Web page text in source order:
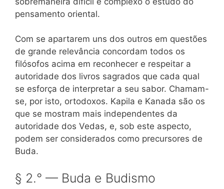
pensamento oriental.
Com se apartarem uns dos outros em questões
de grande relevância concordam todos os
filósofos acima em reconhecer e respeitar a
autoridade dos livros sagrados que cada qual
se esforça de interpretar a seu sabor. Chamam-
se, por isto, ortodoxos. Kapila e Kanada são os
que se mostram mais independentes da
autoridade dos Vedas, e, sob este aspecto,
podem ser considerados como precursores de
Buda.
§ 2.° — Buda e Budismo